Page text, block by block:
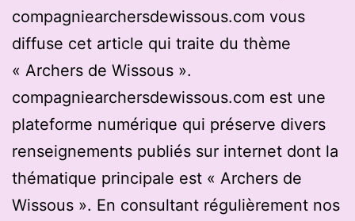
compagniearchersdewissous.com vous
diffuse cet article qui traite du thème
« Archers de Wissous ».
compagniearchersdewissous.com est une
plateforme numérique qui préserve divers
renseignements publiés sur internet dont la
thématique principale est « Archers de
Wissous ». En consultant régulièrement nos